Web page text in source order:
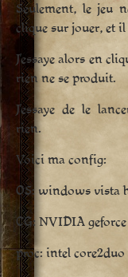
Seulement, le jeu
clique sur jouer, et il
J’essaye alors en
rien ne se produit.
J’essaye de le
rien.
Voici ma config:
OS: windows vista
CG: NVIDIA
proc: intel core2duo